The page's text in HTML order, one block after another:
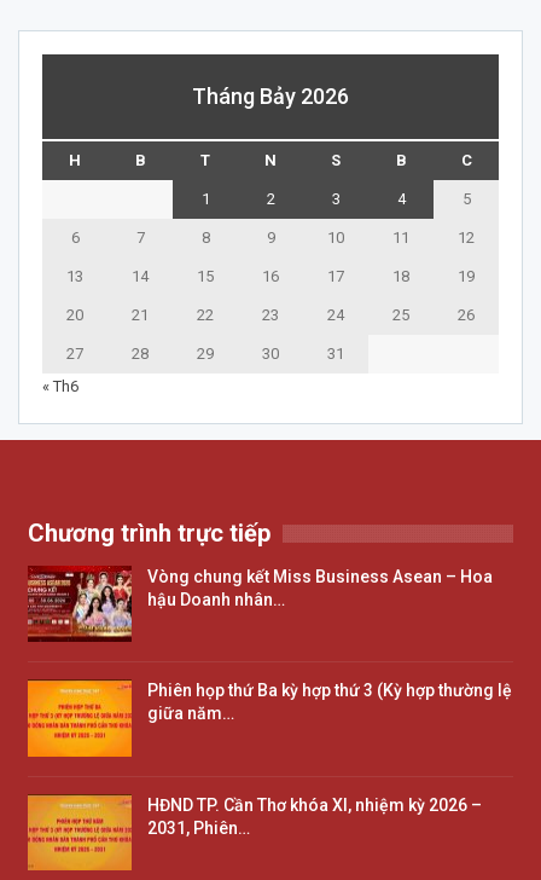
Tháng Bảy 2026
H B T N S B C
1 2 3 4 5
6 7 8 9 10 11 12
13 14 15 16 17 18 19
20 21 22 23 24 25 26
27 28 29 30
31
« Th6
Chương trình trực tiếp
Vòng chung kết Miss Business Asean – Hoa
hậu Doanh nhân…
Phiên họp thứ Ba kỳ hợp thứ 3 (Kỳ hợp thường lệ
giữa năm…
HĐND TP. Cần Thơ khóa XI, nhiệm kỳ 2026 –
2031, Phiên…